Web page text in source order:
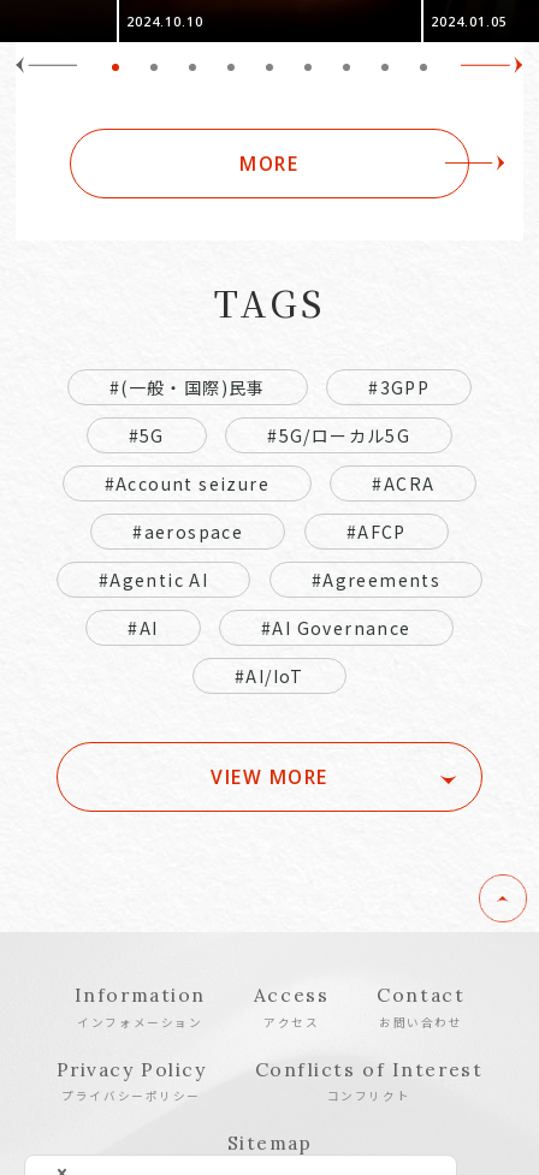
2024.10.10 2024.01.05
MORE
TAGS
#(一般・国際)民事
#3GPP
#5G
#5G/ローカル5G
#Account seizure
#ACRA
#aerospace
#AFCP
#Agentic AI
#Agreements
#AI
#AI Governance
#AI/IoT
VIEW MORE
Information
インフォメーション
Access
アクセス
Contact
お問い合わせ
Privacy Policy
プライバシーポリシー
Conflicts of Interest
コンフリクト
Sitemap